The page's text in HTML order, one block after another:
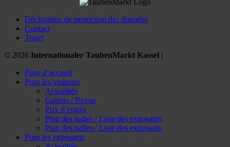
Déclaration de protection des données
Contact
Trajet
© 2026 Internationaler TaubenMarkt Kassel |
Page d’accueil
Pour les visiteurs
Actualités
Galerie / Revue
Prix d’entrée
Plan des halles / Liste des exposants
Plan des halles / Liste des exposants
Pour les exposants